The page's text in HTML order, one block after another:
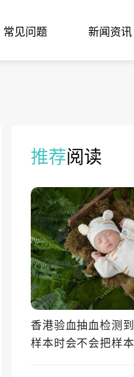
常见问题 新闻资讯
推荐阅读
香港验血抽血检测
样本时会不会把样